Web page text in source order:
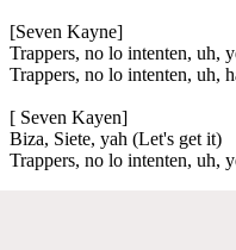
[Seven Kayne]
Trappers, no lo intenten, uh,
Trappers, no lo intenten, uh,
[ Seven Kayen]
Biza, Siete, yah (Let's get it)
Trappers, no lo intenten, uh,